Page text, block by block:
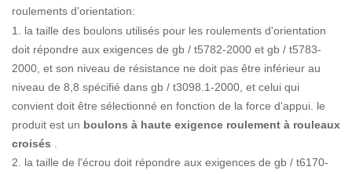
roulements d'orientation:
1. la taille des boulons utilisés pour les roulements d'orientation
doit répondre aux exigences de gb / t5782-2000 et gb / t5783-
2000, et son niveau de résistance ne doit pas être inférieur au
niveau de 8,8 spécifié dans gb / t3098.1-2000, et celui qui
convient doit être sélectionné en fonction de la force d'appui. le
produit est un boulons à haute exigence roulement à rouleaux
croisés .
2. la taille de l'écrou doit répondre aux exigences de gb / t6170-